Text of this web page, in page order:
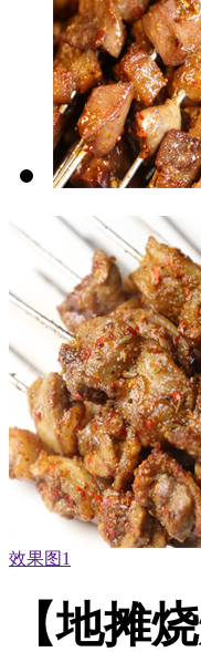
效果图1
【地摊